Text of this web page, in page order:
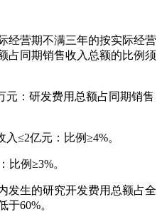
营期不满三年的按实际经营
占同期销售收入总额的比例须
：研发费用总额占同期销售
≤2亿元：比例≥4%。
例≥3%。
生的研究开发费用总额占全
60%。